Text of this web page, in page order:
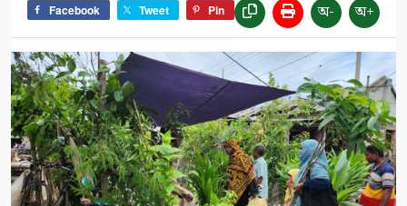
Facebook Tweet Pin অ- অ+